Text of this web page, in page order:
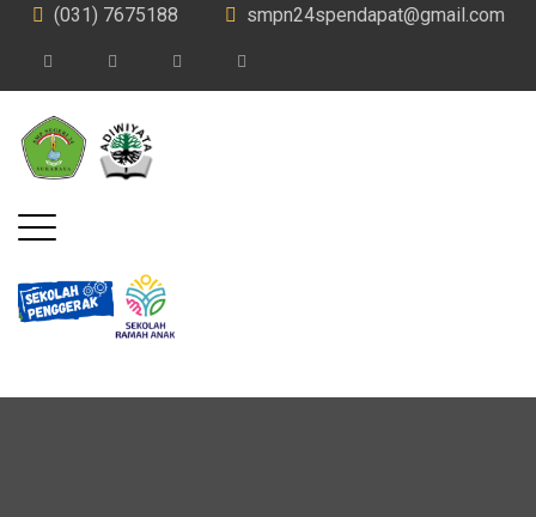
(031) 7675188 smpn24spendapat@gmail.com